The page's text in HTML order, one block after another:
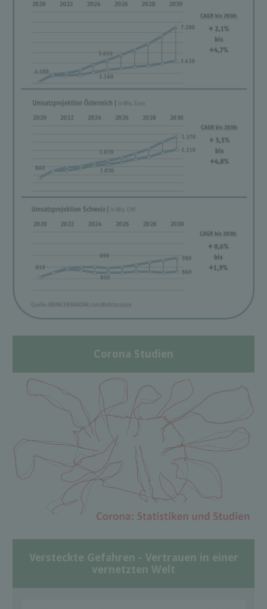
Corona Studien
Versteckte Gefahren - Vertrauen in einer
vernetzten Welt